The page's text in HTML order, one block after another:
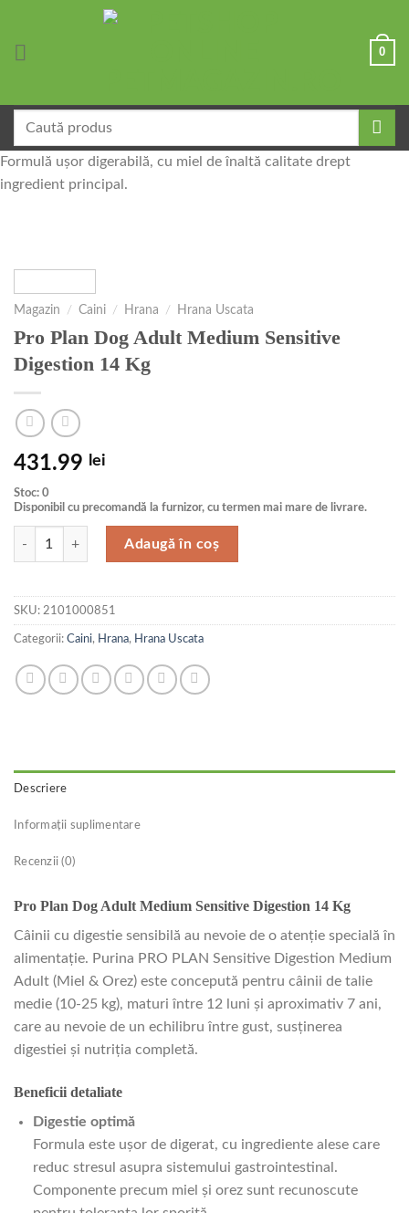
0
după:
Formulă ușor digerabilă, cu miel de înaltă calitate drept
ingredient principal.
Magazin / Caini / Hrana / Hrana Uscata
Pro Plan Dog Adult Medium Sensitive
Digestion 14 Kg
431.99 lei
Stoc: 0
Disponibil cu precomandă la furnizor, cu termen mai mare de livrare.
Cantitate Pro Plan Dog Adult Medium Sensitive Digestion 14 Kg
Adaugă în coș
SKU: 2101000851
Categorii: Caini, Hrana, Hrana Uscata
Descriere
Informații suplimentare
Recenzii (0)
Pro Plan Dog Adult Medium Sensitive Digestion 14 Kg
Câinii cu digestie sensibilă au nevoie de o atenție specială în
alimentație. Purina PRO PLAN Sensitive Digestion Medium
Adult (Miel & Orez) este concepută pentru câinii de talie
medie (10‑25 kg), maturi între 12 luni și aproximativ 7 ani,
care au nevoie de un echilibru între gust, susținerea
digestiei și nutriția completă.
Beneficii detaliate
Digestie optimă
Formula este ușor de digerat, cu ingrediente alese care
reduc stresul asupra sistemului gastrointestinal.
Componente precum miel și orez sunt recunoscute